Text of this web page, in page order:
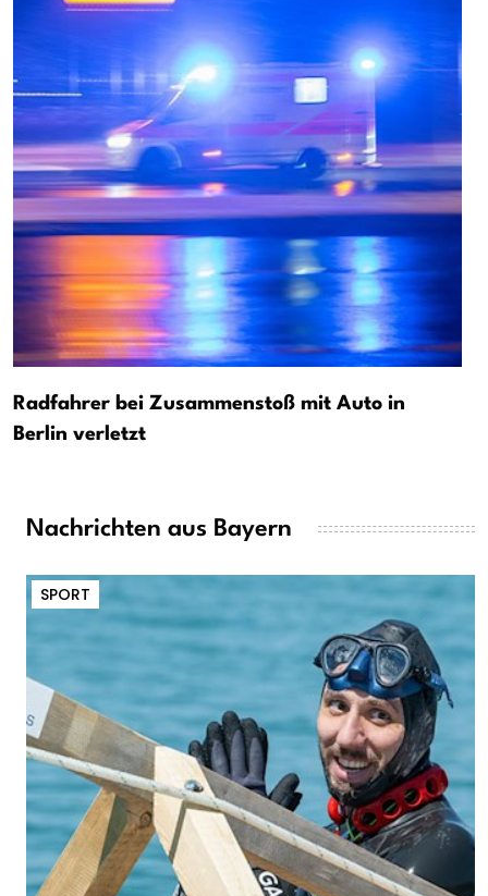
Radfahrer bei Zusammenstoß mit Auto in
Berlin verletzt
Nachrichten aus Bayern
SPORT